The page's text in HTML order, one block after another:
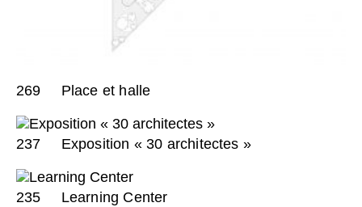
269 Place et halle
237 Exposition « 30 architectes »
235 Learning Center